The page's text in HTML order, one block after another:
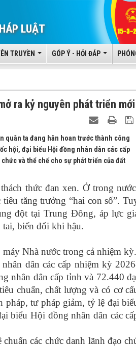
LUẬT
TRUYỀN GÓP Ý - HỎI ĐÁP
ra kỷ nguyên phát triển mới
quân ta đang hân hoan trước thành công
hội, đại biểu Hội đồng nhân dân các cấp
và thể chế cho sự phát triển của đất
thức đan xen. Ở trong
tăng trưởng “hai con số”.
đột tại Trung Đông, áp lực
biến đổi khi hậu.
Nhà nước trong cả nhiệm kỳ.
dân các cấp nhiệm kỳ
nhân dân cấp tỉnh và 72.440
chuẩn, chất lượng và có cơ
pháp, tư pháp giảm, tỷ lệ đại
biểu Hội đồng nhân dân các
các chức danh lãnh đạo